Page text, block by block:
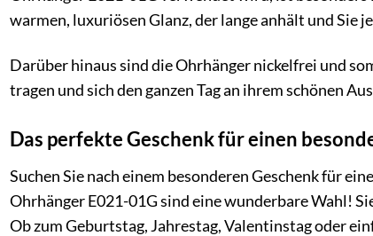
warmen, luxuriösen Glanz, der lange anhält und Sie
Darüber hinaus sind die Ohrhänger nickelfrei und
tragen und sich den ganzen Tag an ihrem schönen
Das perfekte Geschenk für einen
Suchen Sie nach einem besonderen Geschenk für
Ohrhänger E021-01G sind eine wunderbare Wahl!
Ob zum Geburtstag, Jahrestag, Valentinstag oder